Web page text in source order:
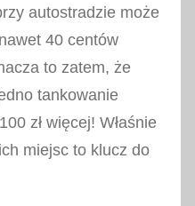
autostradzie może
40 centów
to zatem, że
tankowanie
zł więcej! Właśnie
miejsc to klucz do